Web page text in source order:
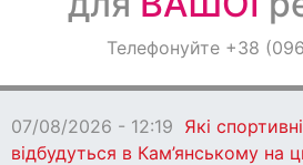
ОголошенняТелефонуйте +38
07/08/2026 - 12:19 Які
відбудуться в Кам’янському на